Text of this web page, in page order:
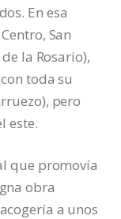
En esa
San
la Rosario),
toda su
pero
este.
que promovía
obra
a unos